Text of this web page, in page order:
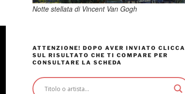
Notte stellata di Vincent Van Gogh
ATTENZIONE! DOPO AVER INVIATO CLICCA
SUL RISULTATO CHE TI COMPARE PER
CONSULTARE LA SCHEDA